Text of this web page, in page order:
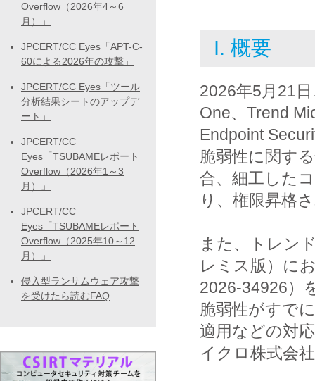
I. 概要
2026年5月21
One、Trend
Endpoint
脆弱性に関す
合、細工した
り、権限昇格
また、トレン
レミス版）に
2026-34926）
脆弱性がすで
適用などの対
イクロ株式会
Overflow（2026年4～6
月）」
JPCERT/CC Eyes「APT-C-
60による2026年の攻撃」
JPCERT/CC Eyes「ツール
分析結果シートのアップデ
ート」
JPCERT/CC
Eyes「TSUBAMEレポート
Overflow（2026年1～3
月）」
JPCERT/CC
Eyes「TSUBAMEレポート
Overflow（2025年10～12
月）」
侵入型ランサムウェア攻撃
を受けたら読むFAQ